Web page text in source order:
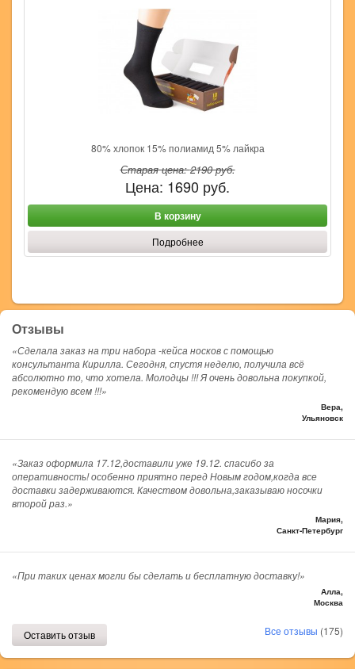
80% хлопок 15% полиамид 5% лайкра
Старая цена:2190руб.
Цена: 1690 руб.
В корзину
Подробнее
Отзывы
«Сделала заказ на три набора -кейса носков с помощью
консультанта Кирилла. Сегодня, спустя неделю, получила всё
абсолютно то, что хотела. Молодцы !!! Я очень довольна покупкой,
рекомендую всем !!!»
Вера,
Ульяновск
«Заказ оформила 17.12,доставили уже 19.12. спасибо за
оперативность! особенно приятно перед Новым годом,когда все
доставки задерживаются. Качеством довольна,заказываю носочки
второй раз.»
Мария,
Санкт-Петербург
«При таких ценах могли бы сделать и бесплатную доставку!»
Алла,
Москва
Оставить отзыв Все отзывы (175)